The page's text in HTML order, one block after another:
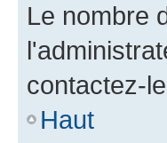
Le nombre
contactez-
Haut